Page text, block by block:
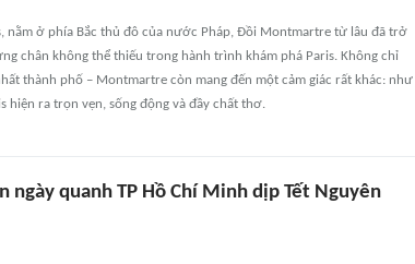
nằm ở phía Bắc thủ đô của nước Pháp, Đồi Montmartre từ lâu đã trở
chân không thể thiếu trong hành trình khám phá Paris. Không chỉ
thành phố – Montmartre còn mang đến một cảm giác rất khác: như
hiện ra trọn vẹn, sống động và đầy chất thơ.
ngày quanh TP Hồ Chí Minh dịp Tết Nguyên